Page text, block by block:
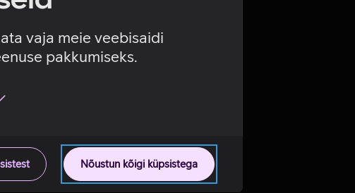
vaja meie veebisaidi
pakkumiseks.
Nõustun kõigi küpsistega